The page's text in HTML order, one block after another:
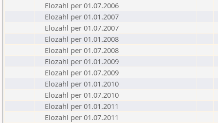
Elozahl per 01.07.2006
Elozahl per 01.01.2007
Elozahl per 01.07.2007
Elozahl per 01.01.2008
Elozahl per 01.07.2008
Elozahl per 01.01.2009
Elozahl per 01.07.2009
Elozahl per 01.01.2010
Elozahl per 01.07.2010
Elozahl per 01.01.2011
Elozahl per 01.07.2011